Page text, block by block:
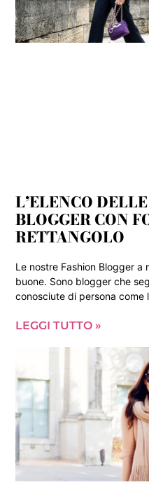
L’ELENCO
BLOGGER CON
RETTANGOLO
Le nostre Fashion Blogger a
buone. Sono blogger che
conosciute di persona come
LEGGI TUTTO »